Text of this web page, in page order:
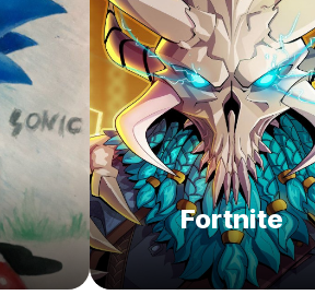
Fortnite